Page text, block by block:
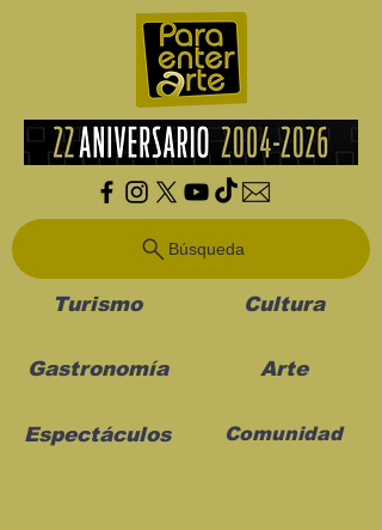
Búsqueda
Turismo Cultura
Gastronomía Arte
Espectáculos Comunidad